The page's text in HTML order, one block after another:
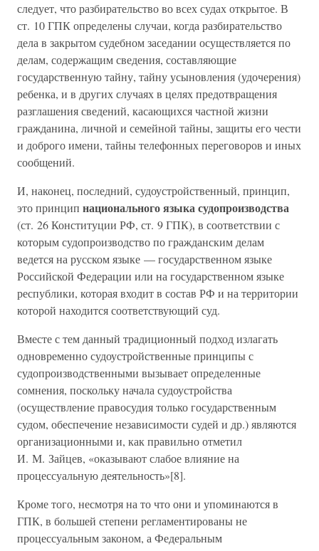
следует, что разбирательство во всех судах открытое. В
ст. 10 ГПК определены случаи, когда разбирательство
дела в закрытом судебном заседании осуществляется по
делам, содержащим сведения, составляющие
государственную тайну, тайну усыновления (удочерения)
ребенка, и в других случаях в целях предотвращения
разглашения сведений, касающихся частной жизни
гражданина, личной и семейной тайны, защиты его чести
и доброго имени, тайны телефонных переговоров и иных
сообщений.
И, наконец, последний, судоустройственный, принцип,
это принцип национального языка судопроизводства
(ст. 26 Конституции РФ, ст. 9 ГПК), в соответствии с
которым судопроизводство по гражданским делам
ведется на русском языке — государственном языке
Российской Федерации или на государственном языке
республики, которая входит в состав РФ и на территории
которой находится соответствующий суд.
Вместе с тем данный традиционный подход излагать
одновременно судоустройственные принципы с
судопроизводственными вызывает определенные
сомнения, поскольку начала судоустройства
(осуществление правосудия только государственным
судом, обеспечение независимости судей и др.) являются
организационными и, как правильно отметил
И. М. Зайцев, «оказывают слабое влияние на
процессуальную деятельность»[8].
Кроме того, несмотря на то что они и упоминаются в
ГПК, в большей степени регламентированы не
процессуальным законом, а Федеральным